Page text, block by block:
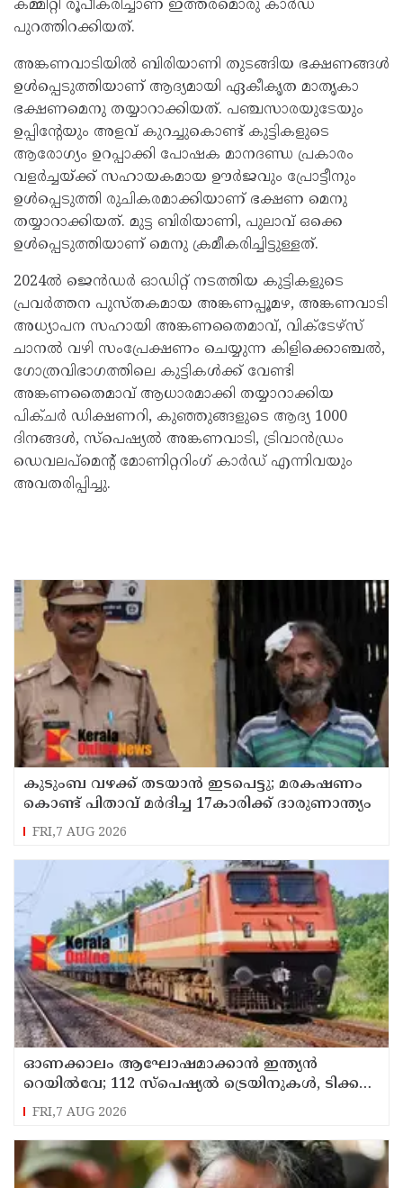
കമ്മിറ്റി രൂപീകരിച്ചാണ് ഇത്തരമൊരു കാര്‍ഡ്
പുറത്തിറക്കിയത്.
അങ്കണവാടിയില്‍ ബിരിയാണി തുടങ്ങിയ ഭക്ഷണങ്ങള്‍
ഉള്‍പ്പെടുത്തിയാണ് ആദ്യമായി ഏകീകൃത മാതൃകാ
ഭക്ഷണമെനു തയ്യാറാക്കിയത്. പഞ്ചസാരയുടേയും
ഉപ്പിന്റേയും അളവ് കുറച്ചുകൊണ്ട് കുട്ടികളുടെ
ആരോഗ്യം ഉറപ്പാക്കി പോഷക മാനദണ്ഡ പ്രകാരം
വളര്‍ച്ചയ്ക്ക് സഹായകമായ ഊര്‍ജവും പ്രോട്ടീനും
ഉള്‍പ്പെടുത്തി രുചികരമാക്കിയാണ് ഭക്ഷണ മെനു
തയ്യാറാക്കിയത്. മുട്ട ബിരിയാണി, പുലാവ് ഒക്കെ
ഉള്‍പ്പെടുത്തിയാണ് മെനു ക്രമീകരിച്ചിട്ടുള്ളത്.
2024ല്‍ ജെന്‍ഡര്‍ ഓഡിറ്റ് നടത്തിയ കുട്ടികളുടെ
പ്രവര്‍ത്തന പുസ്തകമായ അങ്കണപ്പൂമഴ, അങ്കണവാടി
അധ്യാപന സഹായി അങ്കണതൈമാവ്, വിക്‌ടേഴ്‌സ്
ചാനല്‍ വഴി സംപ്രേക്ഷണം ചെയ്യുന്ന കിളിക്കൊഞ്ചല്‍,
ഗോത്രവിഭാഗത്തിലെ കുട്ടികള്‍ക്ക് വേണ്ടി
അങ്കണതൈമാവ് ആധാരമാക്കി തയ്യാറാക്കിയ
പിക്ചര്‍ ഡിക്ഷണറി, കുഞ്ഞുങ്ങളുടെ ആദ്യ 1000
ദിനങ്ങള്‍, സ്‌പെഷ്യല്‍ അങ്കണവാടി, ട്രിവാന്‍ഡ്രം
ഡെവലപ്‌മെന്റ് മോണിറ്ററിംഗ് കാര്‍ഡ് എന്നിവയും
അവതരിപ്പിച്ചു.
കുടുംബ വഴക്ക് തടയാന്‍ ഇടപെട്ടു; മരകഷണം
കൊണ്ട് പിതാവ് മർദിച്ച 17കാരിക്ക് ദാരുണാന്ത്യം
FRI,7 AUG 2026
ഓണക്കാലം ആഘോഷമാക്കാൻ ഇന്ത്യൻ
റെയിൽവേ; 112 സ്പെഷ്യൽ ട്രെയിനുകൾ, ടിക്കറ്റ്
ബുക്കിംഗുകൾ ഉടൻ ആരംഭിക്കും
FRI,7 AUG 2026